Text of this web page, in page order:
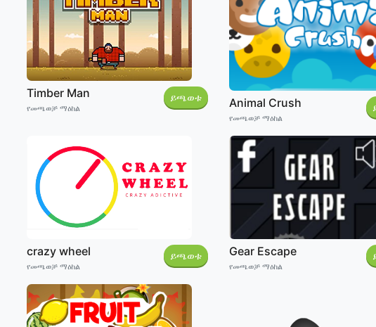
Timber Man
የመጫወቻ ማዕከል
ይጫወቱ Animal Crush
የመጫወቻ ማዕከል
crazy wheel
የመጫወቻ ማዕከል
ይጫወቱ Gear Escape
የመጫወቻ ማዕከል